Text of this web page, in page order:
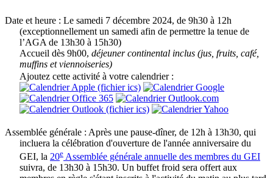
Date et heure : Le samedi 7 décembre 2024, de 9h30 à 12h
(exceptionnellement un samedi afin de permettre la tenue de
l’AGA de 13h30 à 15h30)
Accueil dès 9h00, déjeuner continental inclus (jus, fruits, café,
muffins et viennoiseries)
Ajoutez cette activité à votre calendrier :
Assemblée générale : Après une pause-dîner, de 12h à 13h30, qui
incluera la célébration d'ouverture de l'année anniversaire du
GEI, la 20e Assemblée générale annuelle des membres du GEI
suivra, de 13h30 à 15h30. Un buffet froid sera offert aux